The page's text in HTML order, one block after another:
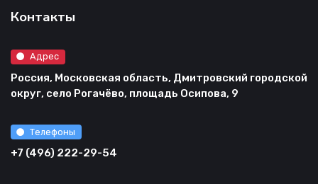
Контакты
Адрес
Россия, Московская область, Дмитровский городской
округ, село Рогачёво, площадь Осипова, 9
Телефоны
+7 (496) 222-29-54